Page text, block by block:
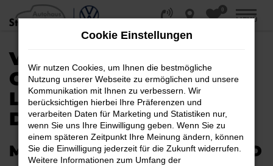
Zum
Hauptinhalt
0
MENÜ
VW GOLF SPORTSVAN
GEBRAUCHTWAGEN |
LIEFERSERVICE NACH
DETMOLD
MIT RABATT DURCH DETMOLD
Cookie Einstellungen
Wir nutzen Cookies, um Ihnen die bestmögliche
Nutzung unserer Webseite zu ermöglichen und unsere
Kommunikation mit Ihnen zu verbessern. Wir
berücksichtigen hierbei Ihre Präferenzen und
verarbeiten Daten für Marketing und Statistiken nur,
wenn Sie uns Ihre Einwilligung geben. Wenn Sie zu
einem späteren Zeitpunkt Ihre Meinung ändern, können
Sie die Einwilligung jederzeit für die Zukunft widerrufen.
Weitere Informationen zum Umfang der